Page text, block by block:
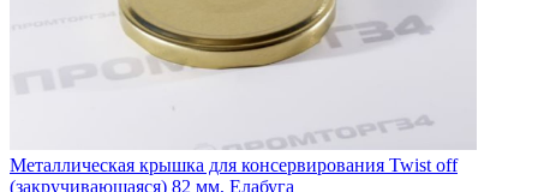
Металлическая крышка для консервирования Twist off
(закручивающаяся) 82 мм, Елабуга